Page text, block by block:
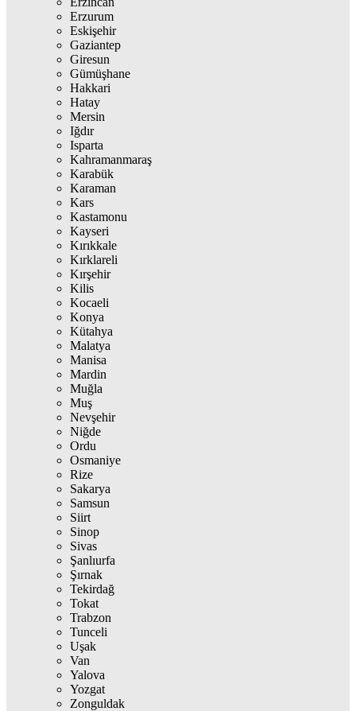
Erzurum
Eskişehir
Gaziantep
Giresun
Gümüşhane
Hakkari
Hatay
Mersin
Iğdır
Isparta
Kahramanmaraş
Karabük
Karaman
Kars
Kastamonu
Kayseri
Kırıkkale
Kırklareli
Kırşehir
Kilis
Kocaeli
Konya
Kütahya
Malatya
Manisa
Mardin
Muğla
Muş
Nevşehir
Niğde
Ordu
Osmaniye
Rize
Sakarya
Samsun
Siirt
Sinop
Sivas
Şanlıurfa
Şırnak
Tekirdağ
Tokat
Trabzon
Tunceli
Uşak
Van
Yalova
Yozgat
Zonguldak